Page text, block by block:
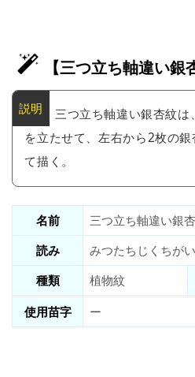
【三つ立ち軸違い銀
三つ立ち軸違い銀杏紋
を立たせて、左右から2枚の
て描く。
名前
三つ立ち軸違い銀杏
読み
みつたちじくちが
種類
植物紋
使用苗字
ー